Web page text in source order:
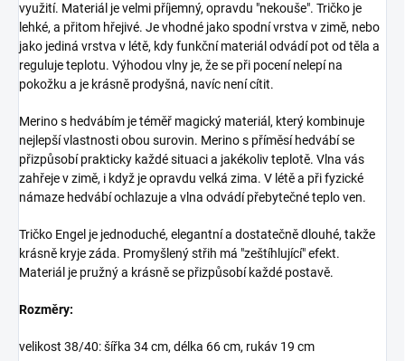
využití. Materiál je velmi příjemný, opravdu "nekouše". Tričko je
lehké, a přitom hřejivé. Je vhodné jako spodní vrstva v zimě, nebo
jako jediná vrstva v létě, kdy funkční materiál odvádí pot od těla a
reguluje teplotu. Výhodou vlny je, že se při pocení nelepí na
pokožku a je krásně prodyšná, navíc není cítit.
Merino s hedvábím je téměř magický materiál, který kombinuje
nejlepší vlastnosti obou surovin. Merino s příměsí hedvábí se
přizpůsobí prakticky každé situaci a jakékoliv teplotě. Vlna vás
zahřeje v zimě, i když je opravdu velká zima. V létě a při fyzické
námaze hedvábí ochlazuje a vlna odvádí přebytečné teplo ven.
Tričko Engel je jednoduché, elegantní a dostatečně dlouhé, takže
krásně kryje záda. Promyšlený střih má "zeštíhlující" efekt.
Materiál je pružný a krásně se přizpůsobí každé postavě.
Rozměry:
velikost 38/40: šířka 34 cm, délka 66 cm, rukáv 19 cm